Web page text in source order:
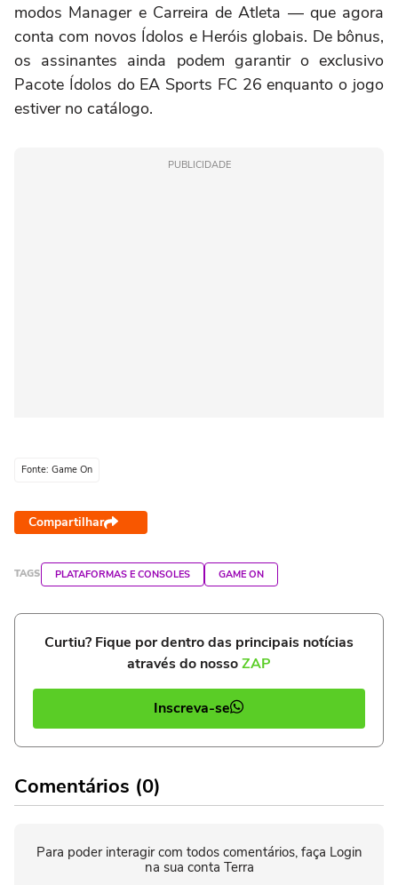
modos Manager e Carreira de Atleta — que agora
conta com novos Ídolos e Heróis globais. De bônus,
os assinantes ainda podem garantir o exclusivo
Pacote Ídolos do EA Sports FC 26 enquanto o jogo
estiver no catálogo.
PUBLICIDADE
Fonte: Game On
Compartilhar
TAGS PLATAFORMAS E CONSOLES GAME ON
Curtiu? Fique por dentro das principais notícias
através do nossoZAP
Inscreva-se
Comentários (0)
Para poder interagir com todos comentários, faça Login
na sua conta Terra